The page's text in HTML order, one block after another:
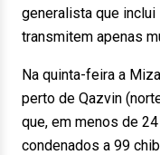
generalista que
transmitem apenas
Na quinta-feira a
perto de Qazvin
que, em menos de
condenados a 99